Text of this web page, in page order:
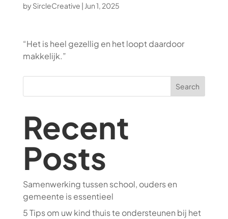
by SircleCreative Jun 1, 2025
“Het is heel gezellig en het loopt daardoor
makkelijk.”
Search
Recent
Posts
Samenwerking tussen school, ouders en
gemeente is essentieel
5 Tips om uw kind thuis te ondersteunen bij het